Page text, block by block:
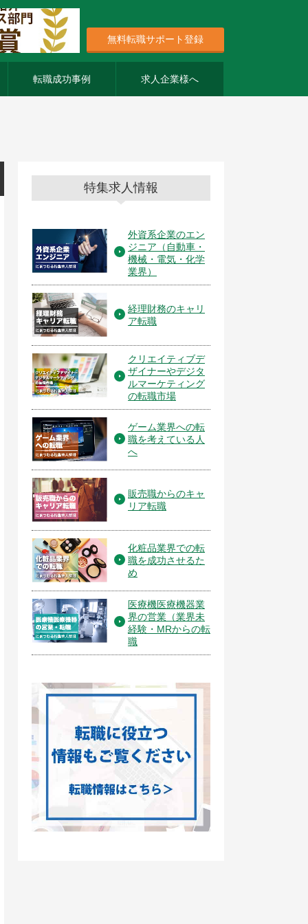
無料転職サポート登録
転職成功事例 求人企業様へ
特集求人情報
外資系企業のエン
ジニア（自動車・
機械・電気・化学
業界）
経理財務のキャリ
ア転職
クリエイティブデ
ザイナーやデジタ
ルマーケティング
の転職市場
ゲーム業界への転
職を考えている人
へ
販売職からのキャ
リア転職
化粧品業界での転
職を成功させるた
め
医療機医療機器業
界の営業（業界未
経験・MRからの転
職